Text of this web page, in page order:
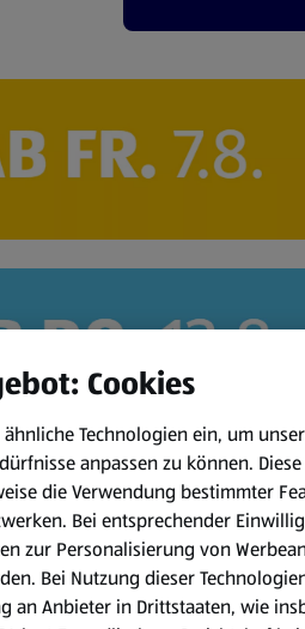
Cookies
Technologien ein, um
anpassen zu können.
die Verwendung bestimmter
Bei entsprechender
zur Personalisierung von
Bei Nutzung dieser
an Anbieter in Drittstaaten, wie